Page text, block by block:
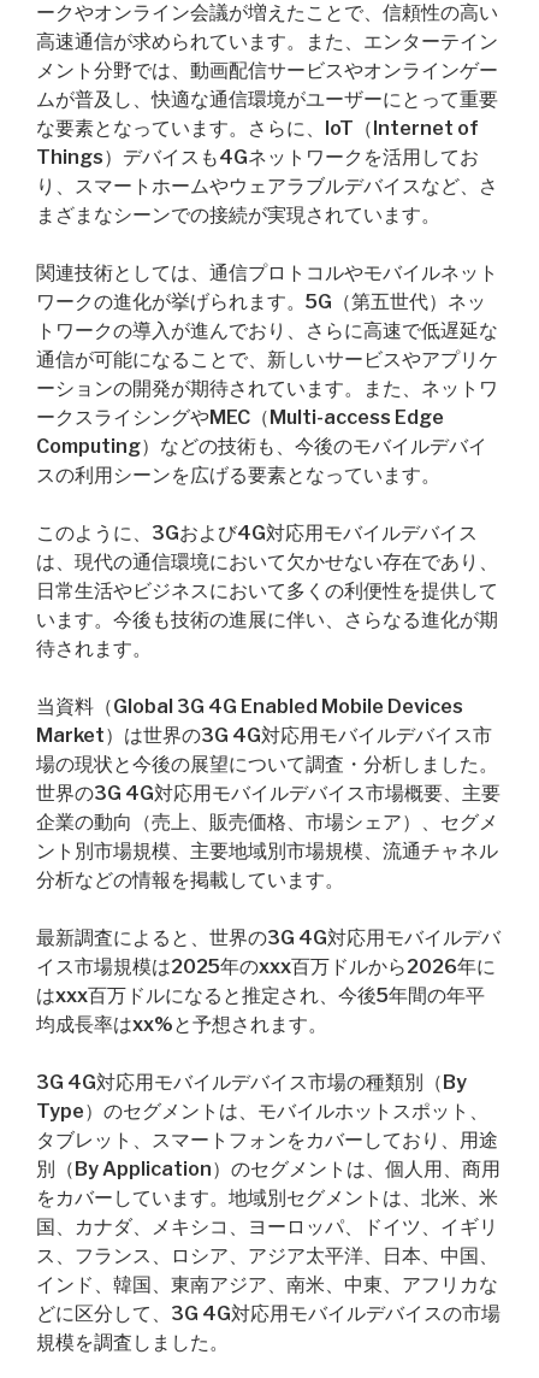
ークやオンライン会議が増えたことで、信頼性の高い
高速通信が求められています。また、エンターテイン
メント分野では、動画配信サービスやオンラインゲー
ムが普及し、快適な通信環境がユーザーにとって重要
な要素となっています。さらに、IoT（Internet of
Things）デバイスも4Gネットワークを活用してお
り、スマートホームやウェアラブルデバイスなど、さ
まざまなシーンでの接続が実現されています。
関連技術としては、通信プロトコルやモバイルネット
ワークの進化が挙げられます。5G（第五世代）ネッ
トワークの導入が進んでおり、さらに高速で低遅延な
通信が可能になることで、新しいサービスやアプリケ
ーションの開発が期待されています。また、ネットワ
ークスライシングやMEC（Multi-access Edge
Computing）などの技術も、今後のモバイルデバイ
スの利用シーンを広げる要素となっています。
このように、3Gおよび4G対応用モバイルデバイス
は、現代の通信環境において欠かせない存在であり、
日常生活やビジネスにおいて多くの利便性を提供して
います。今後も技術の進展に伴い、さらなる進化が期
待されます。
当資料（Global 3G 4G Enabled Mobile Devices
Market）は世界の3G 4G対応用モバイルデバイス市
場の現状と今後の展望について調査・分析しました。
世界の3G 4G対応用モバイルデバイス市場概要、主要
企業の動向（売上、販売価格、市場シェア）、セグメ
ント別市場規模、主要地域別市場規模、流通チャネル
分析などの情報を掲載しています。
最新調査によると、世界の3G 4G対応用モバイルデバ
イス市場規模は2025年のxxx百万ドルから2026年に
はxxx百万ドルになると推定され、今後5年間の年平
均成長率はxx%と予想されます。
3G 4G対応用モバイルデバイス市場の種類別（By
Type）のセグメントは、モバイルホットスポット、
タブレット、スマートフォンをカバーしており、用途
別（By Application）のセグメントは、個人用、商用
をカバーしています。地域別セグメントは、北米、米
国、カナダ、メキシコ、ヨーロッパ、ドイツ、イギリ
ス、フランス、ロシア、アジア太平洋、日本、中国、
インド、韓国、東南アジア、南米、中東、アフリカな
どに区分して、3G 4G対応用モバイルデバイスの市場
規模を調査しました。